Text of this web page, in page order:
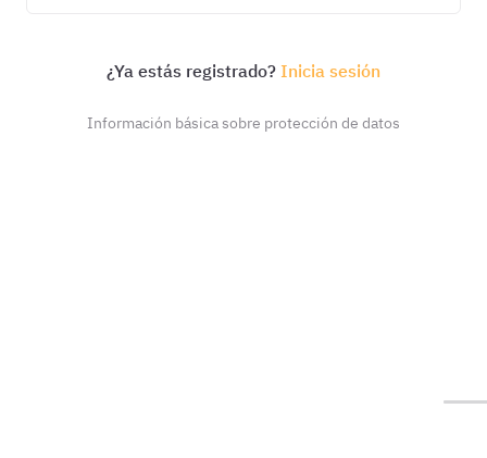
¿Ya estás registrado? Inicia sesión
Información básica sobre protección de datos